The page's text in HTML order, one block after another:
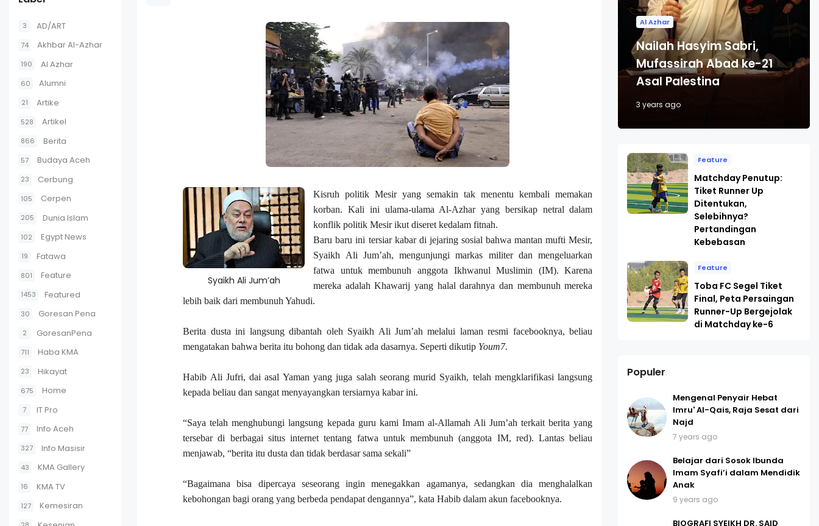
3 AD/ART
74 Akhbar Al-Azhar
190 Al Azhar
60 Alumni
21 Artike
528 Artikel
866 Berita
57 Budaya Aceh
23 Cerbung
105 Cerpen
205 Dunia Islam
102 Egypt News
19 Fatawa
801 Feature
1453 Featured
30 Goresan Pena
2 GoresanPena
711 Haba KMA
23 Hikayat
675 Home
7 IT Pro
77 Info Aceh
327 Info Masisir
43 KMA Gallery
16 KMA TV
127 Kemesiran
Syaikh Ali Jum’ah
Kisruh politik Mesir yang semakin tak menentu kembali memakan
korban. Kali ini ulama-ulama Al-Azhar yang bersikap netral dalam
konflik politik Mesir ikut diseret kedalam fitnah.
Baru baru ini tersiar kabar di jejaring sosial bahwa mantan mufti Mesir,
Syaikh Ali Jum’ah, mengunjungi markas militer dan mengeluarkan
fatwa untuk membunuh anggota Ikhwanul Muslimin (IM). Karena
mereka adalah Khawarij yang halal darahnya dan membunuh mereka
lebih baik dari membunuh Yahudi.
Berita dusta ini langsung dibantah oleh Syaikh Ali Jum’ah melalui laman resmi facebooknya, beliau
mengatakan bahwa berita itu bohong dan tidak ada dasarnya. Seperti dikutip Youm7.
Habib Ali Jufri, dai asal Yaman yang juga salah seorang murid Syaikh, telah mengklarifikasi langsung
kepada beliau dan sangat menyayangkan tersiarnya kabar ini.
“Saya telah menghubungi langsung kepada guru kami Imam al-Allamah Ali Jum’ah terkait berita yang
tersebar di berbagai situs internet tentang fatwa untuk membunuh (anggota IM, red). Lantas beliau
menjawab, “berita itu dusta dan tidak berdasar sama sekali”
“Bagaimana bisa dipercaya seseorang ingin menegakkan agamanya, sedangkan dia menghalalkan
kebohongan bagi orang yang berbeda pendapat dengannya”, kata Habib dalam akun facebooknya.
Al Azhar
Nailah Hasyim Sabri,
Mufassirah Abad ke-21
Asal Palestina
3 years ago
Feature
Matchday Penutup:
Tiket Runner Up
Ditentukan,
Selebihnya?
Pertandingan
Kebebasan
Feature
Toba FC Segel Tiket
Final, Peta Persaingan
Runner-Up Bergejolak
di Matchday ke-6
Populer
Mengenal Penyair Hebat
Imru' Al-Qais, Raja Sesat dari
Najd
7 years ago
Belajar dari Sosok Ibunda
Imam Syafi’i dalam Mendidik
Anak
9 years ago
BIOGRAFI SYEIKH DR. SAID